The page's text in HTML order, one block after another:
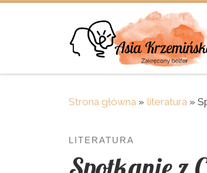
Strona główna » literatura »
LITERATURA